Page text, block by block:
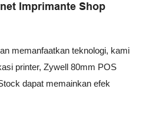
Imprimante Shop
memanfaatkan teknologi, kami
printer, Zywell 80mm POS
dapat memainkan efek